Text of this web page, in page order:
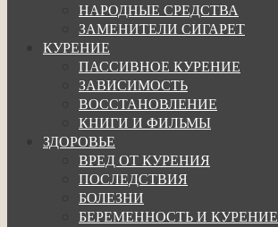
НАРОДНЫЕ СРЕДСТВА
ЗАМЕНИТЕЛИ СИГАРЕТ
КУРЕНИЕ
ПАССИВНОЕ КУРЕНИЕ
ЗАВИСИМОСТЬ
ВОССТАНОВЛЕНИЕ
КНИГИ И ФИЛЬМЫ
ЗДОРОВЬЕ
ВРЕД ОТ КУРЕНИЯ
ПОСЛЕДСТВИЯ
БОЛЕЗНИ
БЕРЕМЕННОСТЬ И КУРЕНИЕ